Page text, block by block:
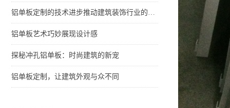
铝单板定制的技术进步推动建筑装饰行业的发展
铝单板艺术巧妙展现设计感
探秘冲孔铝单板：时尚建筑的新宠
铝单板定制，让建筑外观与众不同